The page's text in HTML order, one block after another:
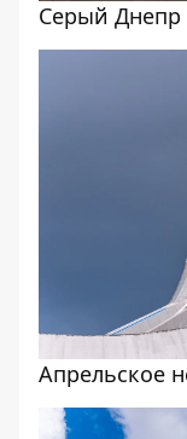
Серый Днепр
Апрельское